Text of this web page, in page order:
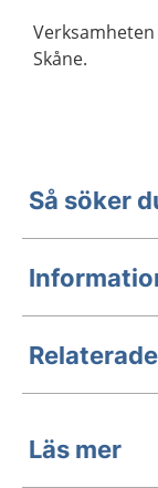
Skåne.
Så söker
Läs mer